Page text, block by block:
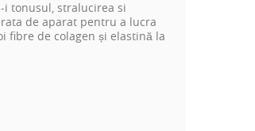
tonusul, stralucirea si
de aparat pentru a lucra
fibre de colagen și elastină la